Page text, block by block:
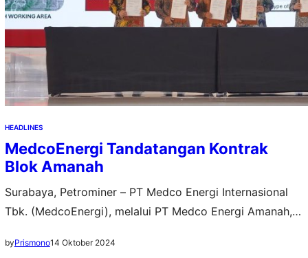
HEADLINES
MedcoEnergi Tandatangan Kontrak
Blok Amanah
Surabaya, Petrominer – PT Medco Energi Internasional
Tbk. (MedcoEnergi), melalui PT Medco Energi Amanah,
Wilayah Kerja Migas atau Production Sharing Contract
byPrismono14 Oktober 2024